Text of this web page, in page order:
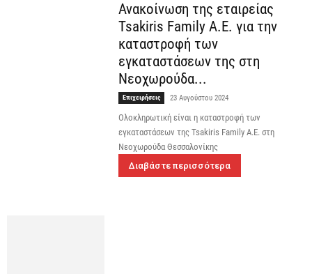
Ανακοίνωση της εταιρείας
Tsakiris Family Α.Ε. για την
καταστροφή των
εγκαταστάσεων της στη
Νεοχωρούδα...
Επιχειρήσεις 23 Αυγούστου 2024
Ολοκληρωτική είναι η καταστροφή των
εγκαταστάσεων της Tsakiris Family A.E. στη
Νεοχωρούδα Θεσσαλονίκης
Διαβάστε περισσότερα